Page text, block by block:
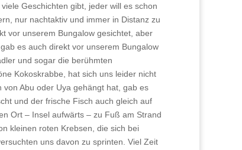
Geschichten gibt, jeder will es schon
nur nachtaktiv und immer in Distanz zu
vor unserem Bungalow gesichtet, aber
es auch direkt vor unserem Bungalow
und sogar die berühmten
Kokoskrabbe, hat sich uns leider nicht
Abu oder Uya gehängt hat, gab es
und der frische Fisch auch gleich auf
Ort – Insel aufwärts – zu Fuß am Strand
kleinen roten Krebsen, die sich bei
uns davon zu sprinten. Viel Zeit